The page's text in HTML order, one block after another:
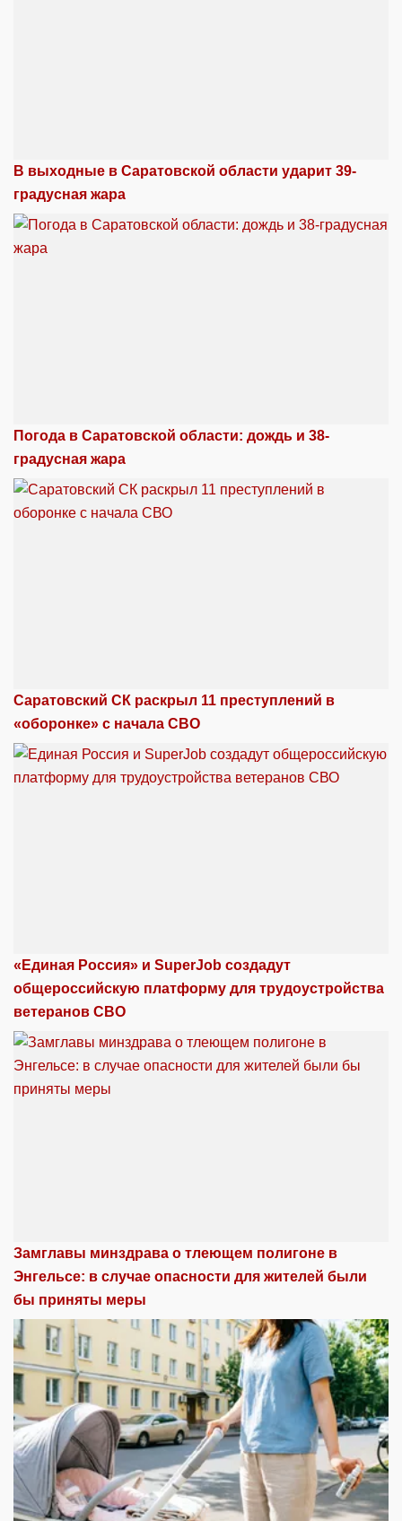
В выходные в Саратовской области ударит 39-
градусная жара
Погода в Саратовской области: дождь и 38-
градусная жара
Саратовский СК раскрыл 11 преступлений в
«оборонке» с начала СВО
«Единая Россия» и SuperJob создадут
общероссийскую платформу для трудоустройства
ветеранов СВО
Замглавы минздрава о тлеющем полигоне в
Энгельсе: в случае опасности для жителей были
бы приняты меры